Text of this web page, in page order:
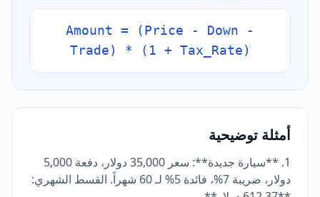
Amount = (Price - Down -
Trade) * (1 + Tax_Rate)
أمثلة توضيحية
1. **سيارة جديدة**: سعر 35,000 دولار، دفعة 5,000
دولار، ضريبة 7%، فائدة 5% لـ 60 شهراً. القسط الشهري: